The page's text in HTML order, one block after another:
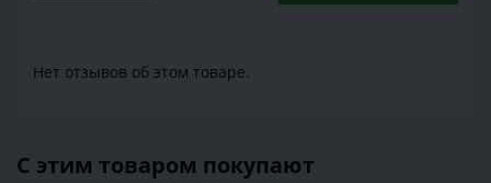
Нет отзывов об этом товаре.
С этим товаром покупают